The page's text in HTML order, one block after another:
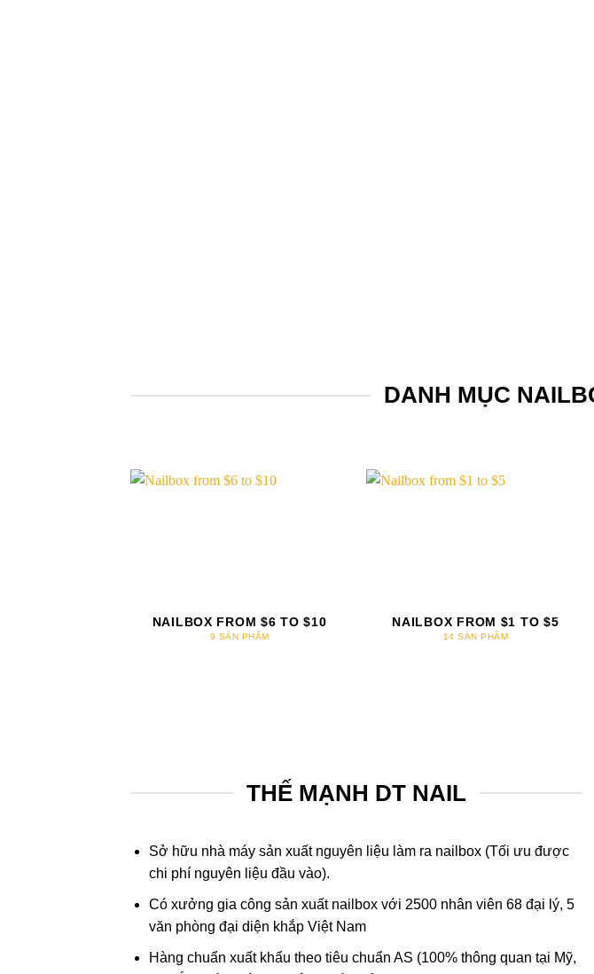
DANH MỤC
NAILBOX FROM $6 TO $10
9 SẢN PHẨM
NAILBOX FROM $1 TO $5
14 SẢN PHẨM
THẾ MẠNH DT NAIL
Sở hữu nhà máy sản xuất nguyên liệu làm ra nailbox (Tối ưu được
chi phí nguyên liệu đầu vào).
Có xưởng gia công sản xuất nailbox với 2500 nhân viên 68 đại lý, 5
văn phòng đại diện khắp Việt Nam
Hàng chuẩn xuất khẩu theo tiêu chuẩn AS (100% thông quan tại Mỹ,